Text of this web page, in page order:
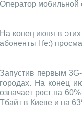
Оператор мобильной
На конец июня в
абоненты life:)
Запустив первым
городах. На конец
означает рост на
Тбайт в Киеве и на